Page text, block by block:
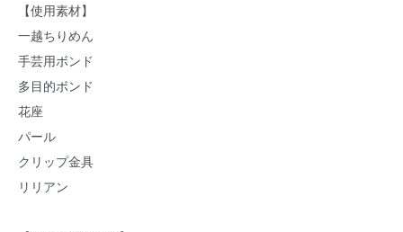
【使用素材】
一越ちりめん
手芸用ボンド
多目的ボンド
花座
パール
クリップ金具
リリアン